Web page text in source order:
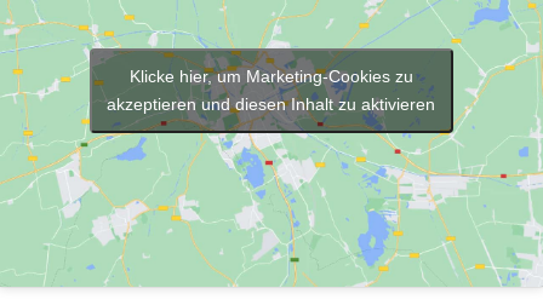
Klicke hier, um Marketing-Cookies zu
akzeptieren und diesen Inhalt zu aktivieren